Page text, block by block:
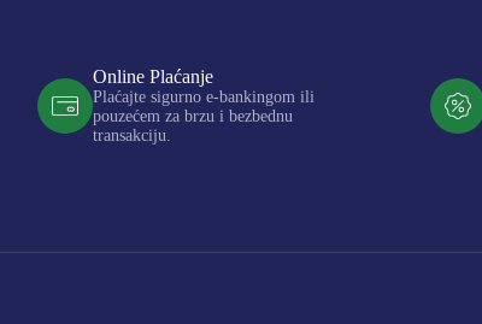
Online Plaćanje
Plaćajte sigurno e-bankingom ili
pouzećem za brzu i bezbednu
transakciju.